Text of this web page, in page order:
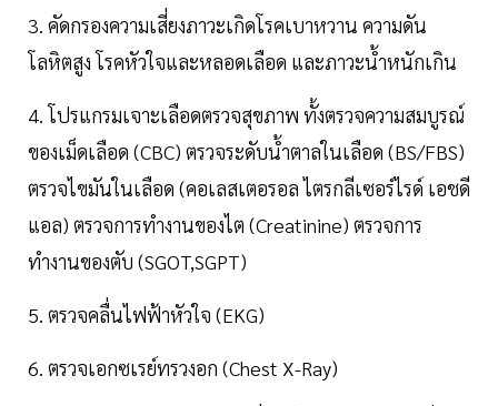
3. คัดกรองความเสี่ยงภาวะเกิดโรคเบาหวาน ความดัน
โลหิตสูง โรคหัวใจและหลอดเลือด และภาวะน้ำหนักเกิน
4. โปรแกรมเจาะเลือดตรวจสุขภาพ ทั้งตรวจความสมบูรณ์
ของเม็ดเลือด (CBC) ตรวจระดับน้ำตาลในเลือด (BS/FBS)
ตรวจไขมันในเลือด (คอเลสเตอรอล ไตรกลีเซอร์ไรด์ เอชดี
แอล) ตรวจการทำงานของไต (Creatinine) ตรวจการ
ทำงานของตับ (SGOT,SGPT)
5. ตรวจคลื่นไฟฟ้าหัวใจ (EKG)
6. ตรวจเอกซเรย์ทรวงอก (Chest X-Ray)